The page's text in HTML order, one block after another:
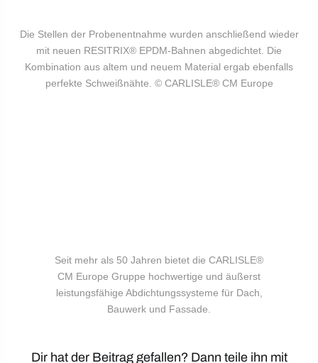
Die Stellen der Probenentnahme wurden anschließend wieder
mit neuen RESITRIX® EPDM-Bahnen abgedichtet. Die
Kombination aus altem und neuem Material ergab ebenfalls
perfekte Schweißnähte. © CARLISLE® CM Europe
Seit mehr als 50 Jahren bietet die CARLISLE®
CM Europe Gruppe hochwertige und äußerst
leistungsfähige Abdichtungssysteme für Dach,
Bauwerk und Fassade.
Dir hat der Beitrag gefallen? Dann teile ihn mit